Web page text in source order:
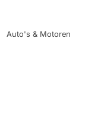
Auto's & Motoren